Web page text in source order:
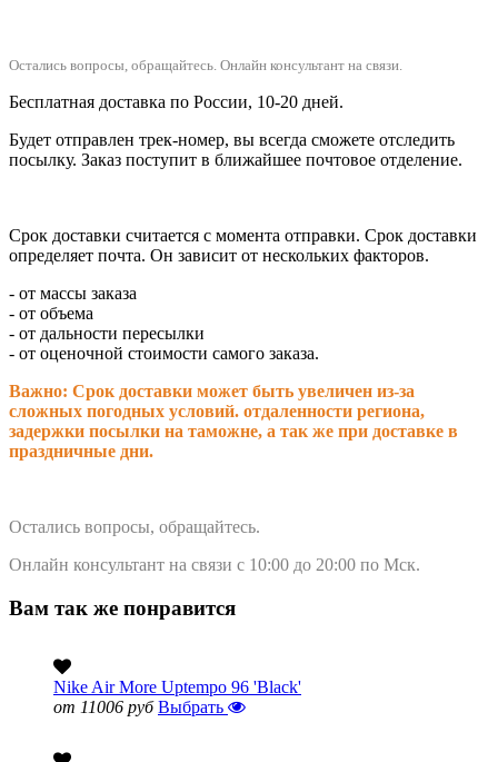
Остались вопросы, обращайтесь. Онлайн консультант на связи.
Бесплатная доставка по России, 10-20 дней.
Будет отправлен трек-номер, вы всегда сможете отследить
посылку. Заказ поступит в ближайшее почтовое отделение.
Срок доставки считается с момента отправки. Срок доставки
определяет почта. Он зависит от нескольких факторов.
- от массы заказа
- от объема
- от дальности пересылки
- от оценочной стоимости самого заказа.
Важно: Срок доставки может быть увеличен из-за
сложных погодных условий. отдаленности региона,
задержки посылки на таможне, а так же при доставке в
праздничные дни.
Остались вопросы, обращайтесь.
Онлайн консультант на связи с 10:00 до 20:00 по Мск.
Вам так же понравится
Nike Air More Uptempo 96 'Black'
от 11006 руб Выбрать